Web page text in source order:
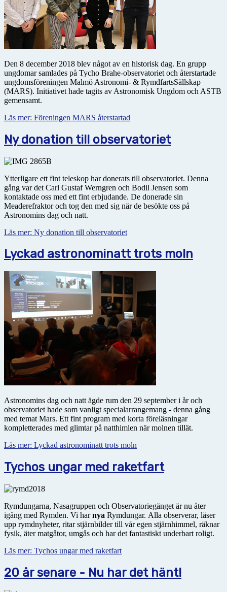
Den 8 december 2018 blev något av en historisk dag. En grupp
ungdomar samlades på Tycho Brahe-observatoriet och återstartade
ungdomsföreningen Malmö Astronomi- & RymdfartsSällskap
(MARS). Initiativet hade tagits av Astronomisk Ungdom och ASTB
gemensamt.
Läs mer: Föreningen MARS återstartad
Ny donation till observatoriet
Ytterligare ett fint teleskop har donerats till observatoriet. Denna
gång var det Carl Gustaf Werngren och Bodil Jensen som
kontaktade oss med ett fint erbjudande. De donerade sin
Meaderefraktor och tog den med sig när de besökte oss på
Astronomins dag och natt.
Läs mer: Ny donation till observatoriet
Lyckad astronominatt trots moln
Astronomins dag och natt ägde rum den 29 september i år och
observatoriet hade som vanligt specialarrangemang - denna gång
med temat Mars. Ett fint program med korta föreläsningar
kompletterades med glimtar på natthimlen när molnen tillät.
Läs mer: Lyckad astronominatt trots moln
Tychos ungar med raketfart
Rymdungarna, Nasagruppen och Observatoriegänget är nu åter
igång med Rymden. Vi harnya Rymdungar. Alla observerar, läser
upp rymdnyheter, ritar stjärnbilder till vår egen stjärnhimmel, räknar
fysik, äter matgåtor, umgås och har det fantastiskt underbart roligt.
Läs mer: Tychos ungar med raketfart
20 år senare - Nu har det hänt!